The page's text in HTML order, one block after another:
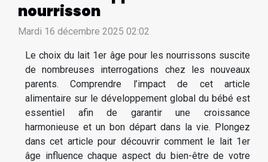
nourrisson
Mardi 16 décembre 2025 02:02
Le choix du lait 1er âge pour les nourrissons suscite
de nombreuses interrogations chez les nouveaux
parents. Comprendre l’impact de cet article
alimentaire sur le développement global du bébé est
essentiel afin de garantir une croissance
harmonieuse et un bon départ dans la vie. Plongez
dans cet article pour découvrir comment le lait 1er
âge influence chaque aspect du bien-être de votre